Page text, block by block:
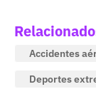
Accidentes
Deportes